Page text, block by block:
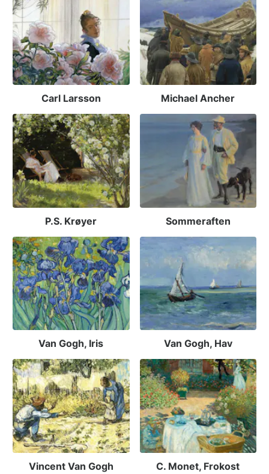
Carl Larsson Michael Ancher
P.S. Krøyer Sommeraften
Van Gogh, Iris Van Gogh, Hav
Vincent Van Gogh C. Monet, Frokost